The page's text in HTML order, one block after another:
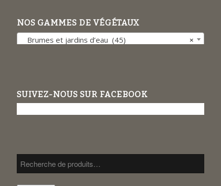
NOS GAMMES DE VÉGÉTAUX
×
Brumes et jardins d’eau (45)
SUIVEZ-NOUS SUR FACEBOOK